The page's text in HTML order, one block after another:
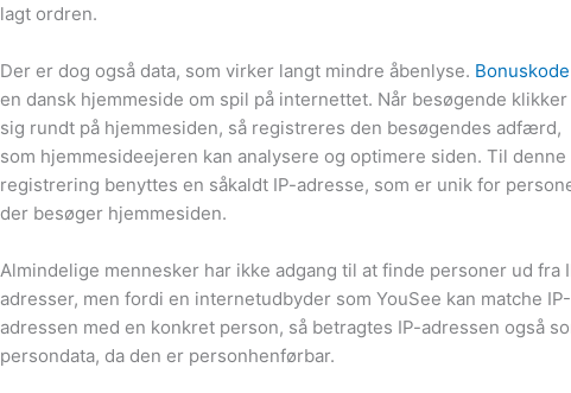
lagt ordren.
Der er dog også data, som virker langt mindre åbenlyse. Bonuskode
en dansk hjemmeside om spil på internettet. Når besøgende klikker
sig rundt på hjemmesiden, så registreres den besøgendes adfærd,
som hjemmesideejeren kan analysere og optimere siden. Til denne
registrering benyttes en såkaldt IP-adresse, som er unik for
der besøger hjemmesiden.
Almindelige mennesker har ikke adgang til at finde personer ud fra
adresser, men fordi en internetudbyder som YouSee kan matche IP-
adressen med en konkret person, så betragtes IP-adressen også
persondata, da den er personhenførbar.